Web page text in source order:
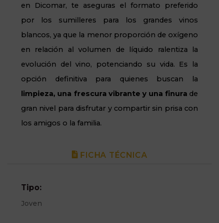
en Dicomar, te aseguras el formato preferido
por los sumilleres para los grandes vinos
blancos, ya que la menor proporción de oxígeno
en relación al volumen de líquido ralentiza la
evolución del vino, potenciando su vida. Es la
opción definitiva para quienes buscan la
limpieza, una frescura vibrante y una finurade
gran nivel para disfrutar y compartir sin prisa con
los amigos o la familia.
FICHA TÉCNICA
Tipo:
Joven